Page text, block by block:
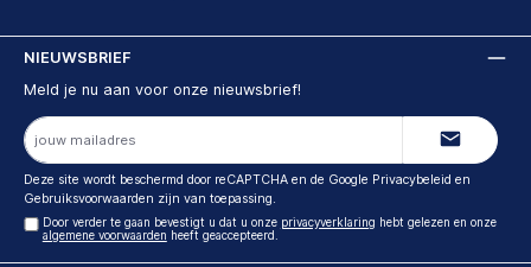
NIEUWSBRIEF
Meld je nu aan voor onze nieuwsbrief!
E-
mailadres
Deze site wordt beschermd door reCAPTCHA en de Google Privacybeleid en
Gebruiksvoorwaarden zijn van toepassing.
Door verder te gaan bevestigt u dat u onze privacyverklaring hebt gelezen en onze
algemene voorwaarden heeft geaccepteerd.